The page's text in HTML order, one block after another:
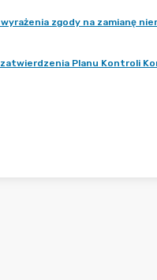
zgody na zamianę
Planu Kontroli